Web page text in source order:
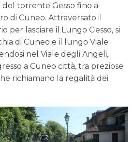
del torrente Gesso fino a
di Cuneo. Attraversato il
per lasciare il Lungo Gesso, si
di Cuneo e il lungo Viale
nel Viale degli Angeli,
a Cuneo città, tra preziose
richiamano la regalità dei